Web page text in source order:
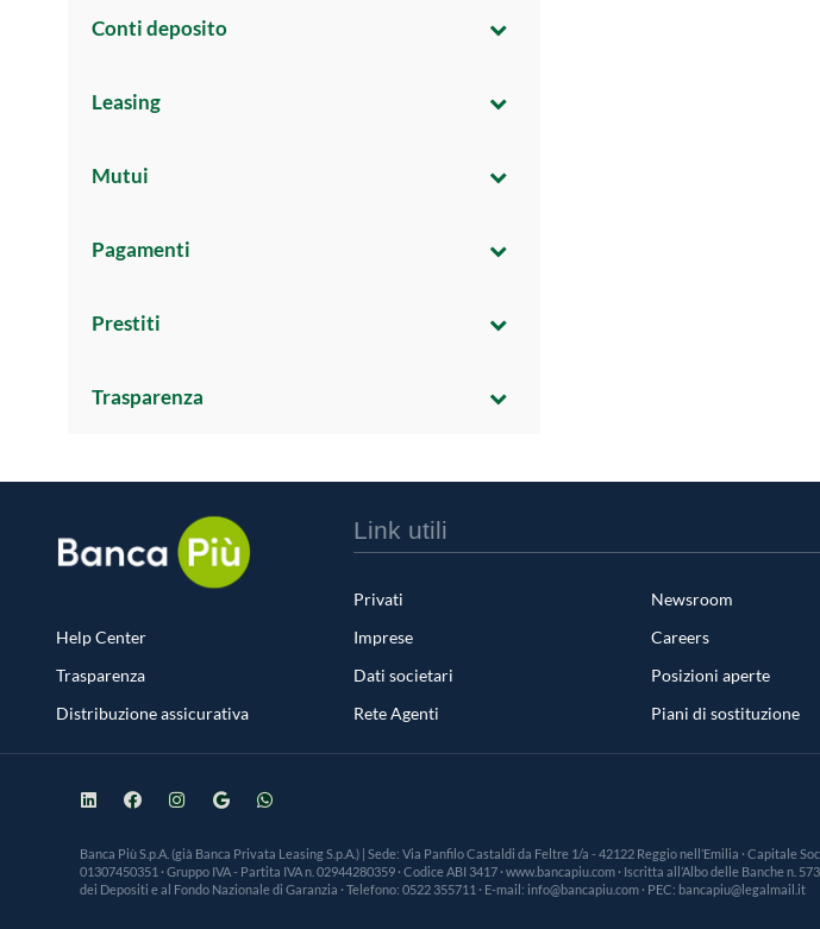
Conti deposito
Leasing
Mutui
Pagamenti
Prestiti
Trasparenza
Help Center
Trasparenza
Distribuzione assicurativa
Link utili
Privati
Imprese
Dati societari
Rete Agenti
Newsroom
Careers
Posizioni aperte
Piani di sostituzione
Banca Più S.p.A. (già Banca Privata Leasing S.p.A.) | Sede: Via Panfilo Castaldi da Feltre 1/a - 42122 Reggio nell’Emilia · Capitale
01307450351 · Gruppo IVA - Partita IVA n. 02944280359 · Codice ABI 3417 · www.bancapiu.com · Iscritta all’Albo delle Banche
dei Depositi e al Fondo Nazionale di Garanzia · Telefono: 0522 355711 · E-mail: info@bancapiu.com · PEC: bancapiu@legalmail.it